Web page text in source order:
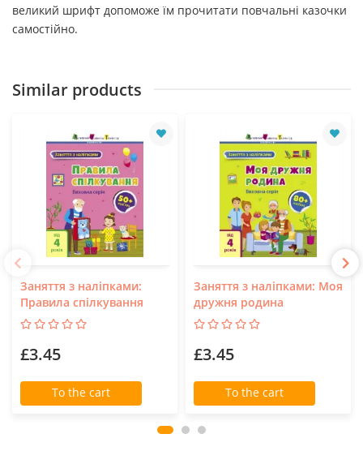
великий шрифт допоможе їм прочитати повчальні казочки
самостійно.
Similar products
Заняття з наліпками:
Правила спілкування
£3.45
To the cart
Заняття з наліпками: Моя
дружня родина
£3.45
To the cart